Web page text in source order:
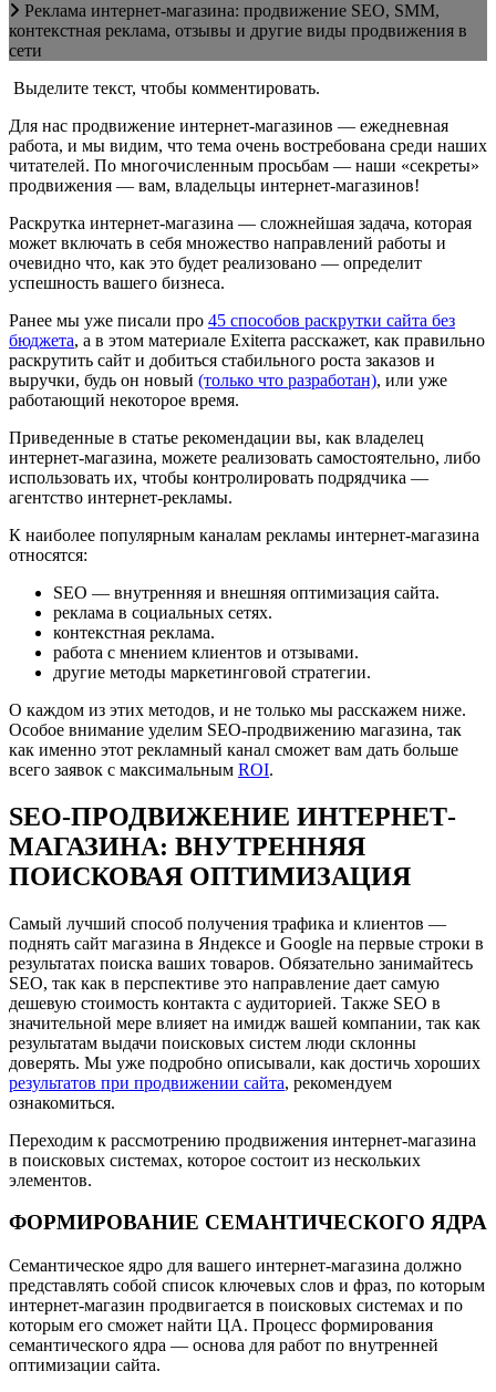
Реклама интернет-магазина: продвижение SEO, SMM,
контекстная реклама, отзывы и другие виды продвижения в
сети
Выделите текст, чтобы комментировать.
Для нас продвижение интернет-магазинов — ежедневная
работа, и мы видим, что тема очень востребована среди наших
читателей. По многочисленным просьбам — наши «секреты»
продвижения — вам, владельцы интернет-магазинов!
Раскрутка интернет-магазина — сложнейшая задача, которая
может включать в себя множество направлений работы и
очевидно что, как это будет реализовано — определит
успешность вашего бизнеса.
Ранее мы уже писали про 45 способов раскрутки сайта без
бюджета, а в этом материале Exiterra расскажет, как правильно
раскрутить сайт и добиться стабильного роста заказов и
выручки, будь он новый (только что разработан), или уже
работающий некоторое время.
Приведенные в статье рекомендации вы, как владелец
интернет-магазина, можете реализовать самостоятельно, либо
использовать их, чтобы контролировать подрядчика —
агентство интернет-рекламы.
К наиболее популярным каналам рекламы интернет-магазина
относятся:
SEO — внутренняя и внешняя оптимизация сайта.
реклама в социальных сетях.
контекстная реклама.
работа с мнением клиентов и отзывами.
другие методы маркетинговой стратегии.
О каждом из этих методов, и не только мы расскажем ниже.
Особое внимание уделим SEO-продвижению магазина, так
как именно этот рекламный канал сможет вам дать больше
всего заявок с максимальным ROI.
SEO-ПРОДВИЖЕНИЕ ИНТЕРНЕТ-
МАГАЗИНА: ВНУТРЕННЯЯ
ПОИСКОВАЯ ОПТИМИЗАЦИЯ
Самый лучший способ получения трафика и клиентов —
поднять сайт магазина в Яндексе и Google на первые строки в
результатах поиска ваших товаров. Обязательно занимайтесь
SEO, так как в перспективе это направление дает самую
дешевую стоимость контакта с аудиторией. Также SEO в
значительной мере влияет на имидж вашей компании, так как
результатам выдачи поисковых систем люди склонны
доверять. Мы уже подробно описывали, как достичь хороших
результатов при продвижении сайта, рекомендуем
ознакомиться.
Переходим к рассмотрению продвижения интернет-магазина
в поисковых системах, которое состоит из нескольких
элементов.
ФОРМИРОВАНИЕ СЕМАНТИЧЕСКОГО ЯДРА
Семантическое ядро для вашего интернет-магазина должно
представлять собой список ключевых слов и фраз, по которым
интернет-магазин продвигается в поисковых системах и по
которым его сможет найти ЦА. Процесс формирования
семантического ядра — основа для работ по внутренней
оптимизации сайта.